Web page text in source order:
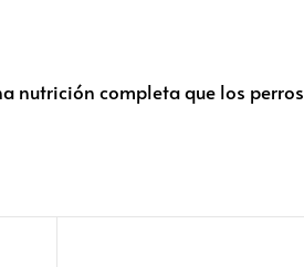
nutrición completa que los perros